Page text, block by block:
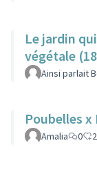
Le jardin
végétale
Ainsi parlait
Poubelles
Amalia 0 2